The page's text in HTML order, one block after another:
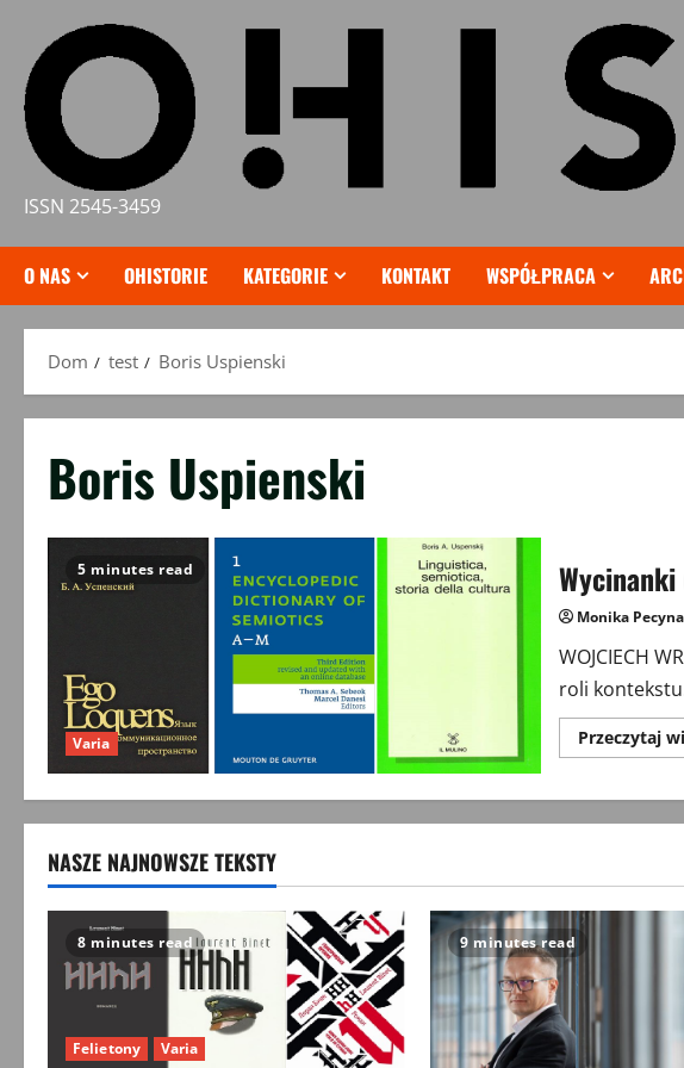
treści
ISSN 2545-3459
O NAS OHISTORIE KATEGORIE KONTAKT WSPÓŁPRACA
Dom test Boris Uspienski
Boris Uspienski
5 minutes read
Varia
Wycinanki
Monika Pecyna
WOJCIECH
roli
Przeczytaj
NASZE NAJNOWSZE TEKSTY
8 minutes read
Felietony Varia
9 minutes read